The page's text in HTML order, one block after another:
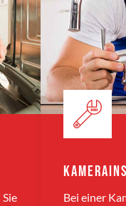
Bei einer